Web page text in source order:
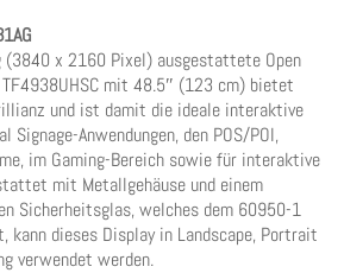
(3840 x 2160 Pixel) ausgestattete Open
mit 48.5″ (123 cm) bietet
und ist damit die ideale interaktive
Anwendungen, den POS/POI,
im Gaming-Bereich sowie für interaktive
mit Metallgehäuse und einem
Sicherheitsglas, welches dem 60950-1
dieses Display in Landscape, Portrait
verwendet werden.